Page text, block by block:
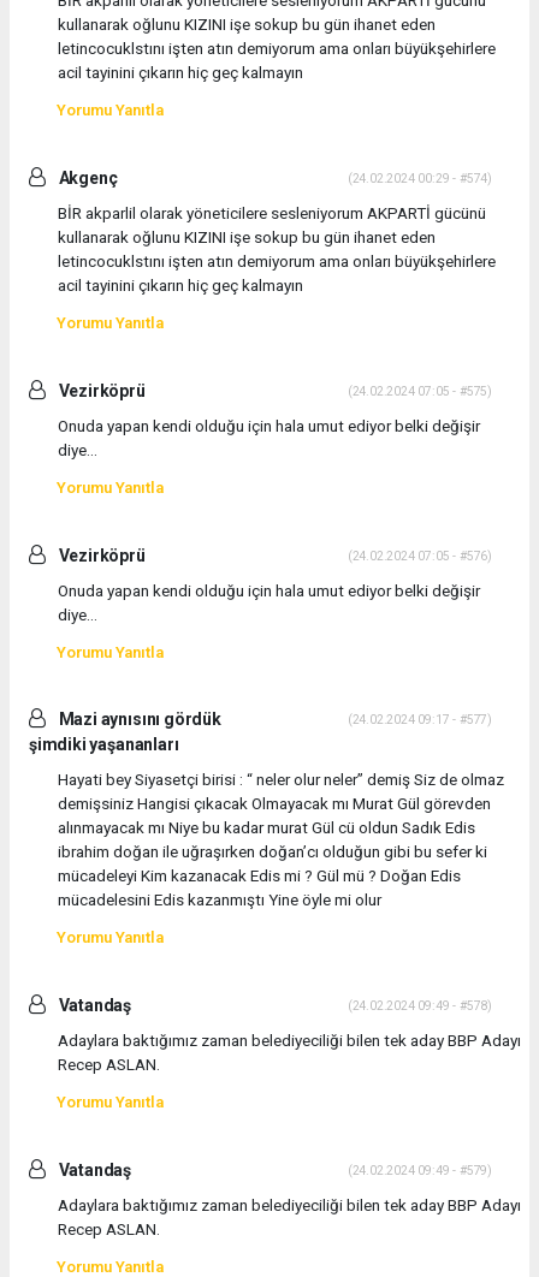
kullanarak oğlunu KIZINI işe sokup bu gün ihanet eden
letincocuklstını işten atın demiyorum ama onları büyükşehirlere
acil tayinini çıkarın hiç geç kalmayın
Yorumu Yanıtla
Akgenç (24.02.2024 00:29 - #574)
BİR akparlil olarak yöneticilere sesleniyorum AKPARTİ gücünü
kullanarak oğlunu KIZINI işe sokup bu gün ihanet eden
letincocuklstını işten atın demiyorum ama onları büyükşehirlere
acil tayinini çıkarın hiç geç kalmayın
Yorumu Yanıtla
Vezirköprü (24.02.2024 07:05 - #575)
Onuda yapan kendi olduğu için hala umut ediyor belki değişir
diye…
Yorumu Yanıtla
Vezirköprü (24.02.2024 07:05 - #576)
Onuda yapan kendi olduğu için hala umut ediyor belki değişir
diye…
Yorumu Yanıtla
Mazi aynısını gördük
şimdiki yaşananları
(24.02.2024 09:17 - #577)
Hayati bey Siyasetçi birisi : “ neler olur neler” demiş Siz de olmaz
demişsiniz Hangisi çıkacak Olmayacak mı Murat Gül görevden
alınmayacak mı Niye bu kadar murat Gül cü oldun Sadık Edis
ibrahim doğan ile uğraşırken doğan’cı olduğun gibi bu sefer ki
mücadeleyi Kim kazanacak Edis mi ? Gül mü ? Doğan Edis
mücadelesini Edis kazanmıştı Yine öyle mi olur
Yorumu Yanıtla
Vatandaş (24.02.2024 09:49 - #578)
Adaylara baktığımız zaman belediyeciliği bilen tek aday BBP Adayı
Recep ASLAN.
Yorumu Yanıtla
Vatandaş (24.02.2024 09:49 - #579)
Adaylara baktığımız zaman belediyeciliği bilen tek aday BBP Adayı
Recep ASLAN.
Yorumu Yanıtla